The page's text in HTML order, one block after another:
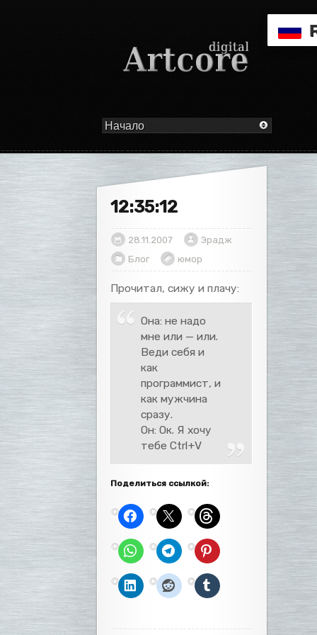
12:35:12
28.11.2007
Эрадж
Блог
юмор
Прочитал, сижу и плачу:
Она: не надо
мне или — или.
Веди себя и
как
программист, и
как мужчина
сразу.
Он: Ок. Я хочу
тебе Ctrl+V
Поделиться ссылкой: